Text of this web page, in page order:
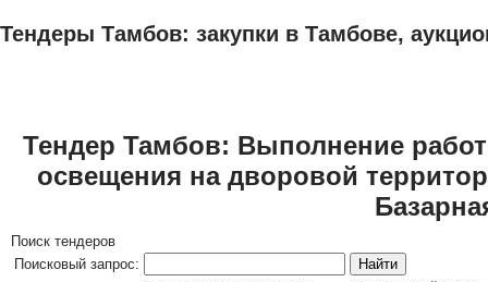
Тендеры Тамбов: закупки в Тамбове,
Тендер Тамбов: Выполнение
освещения на дворовой
Поиск тендеров
Поисковый запрос:
Найти